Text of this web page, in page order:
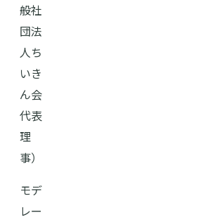
般社
団法
人ち
いき
ん会
代表
理
事）
モデ
レー